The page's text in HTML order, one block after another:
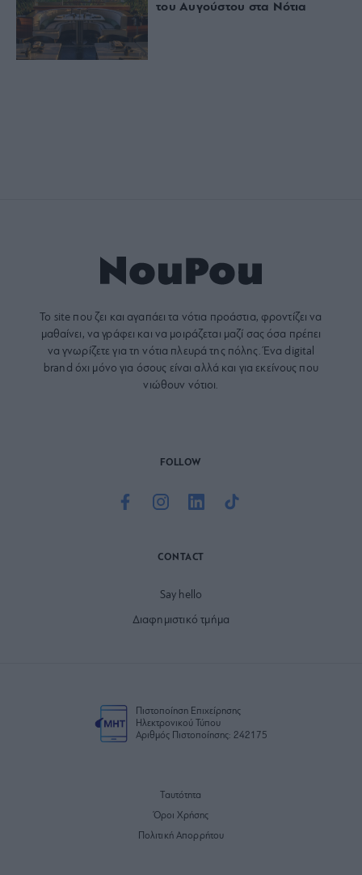
του Αυγούστου στα Νότια
Το site που ζει και αγαπάει τα νότια προάστια, φροντίζει να
μαθαίνει, να γράφει και να μοιράζεται μαζί σας όσα πρέπει
να γνωρίζετε για τη νότια πλευρά της πόλης. Ένα digital
brand όχι μόνο για όσους είναι αλλά και για εκείνους που
νιώθουν νότιοι.
FOLLOW
CONTACT
Say hello
Διαφημιστικό τμήμα
Πιστοποίηση Επιχείρησης
Ηλεκτρονικού Τύπου
Αριθμός Πιστοποίησης: 242175
Ταυτότητα
Όροι Χρήσης
Πολιτική Απορρήτου